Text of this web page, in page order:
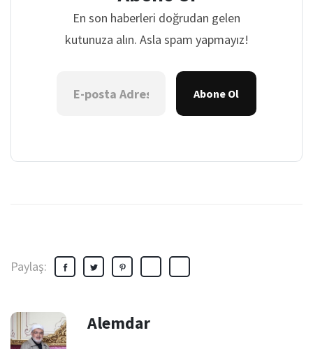
En son haberleri doğrudan gelen
kutunuza alın. Asla spam yapmayız!
Abone Ol
Paylaş:
Alemdar